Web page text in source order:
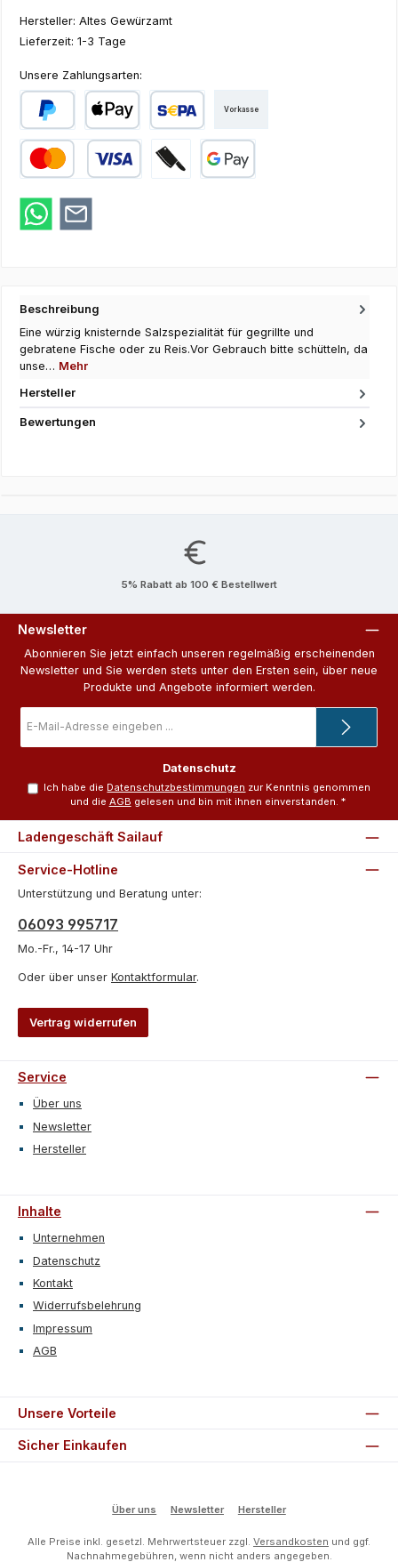
Hersteller: Altes Gewürzamt
Lieferzeit: 1-3 Tage
Unsere Zahlungsarten:
PayPal Apple Pay SEPA Lastschrift
Vorkasse
Beschreibung
Eine würzig knisternde Salzspezialität für gegrillte und
gebratene Fische oder zu Reis.Vor Gebrauch bitte schütteln, da
unse… Mehr
Hersteller
Bewertungen
5% Rabatt ab 100 € Bestellwert
Newsletter
Abonnieren Sie jetzt einfach unseren regelmäßig erscheinenden
Newsletter und Sie werden stets unter den Ersten sein, über neue
Produkte und Angebote informiert werden.
Mail-
Datenschutz
Ich habe die Datenschutzbestimmungen zur Kenntnis genommen
und die AGB gelesen und bin mit ihnen einverstanden. *
Service-Hotline
Unterstützung und Beratung unter:
06093 995717
Mo.-Fr., 14-17 Uhr
Oder über unser Kontaktformular.
Vertrag widerrufen
Ladengeschäft Sailauf
Service
Über uns
Newsletter
Hersteller
Inhalte
Unternehmen
Datenschutz
Kontakt
Widerrufsbelehrung
Impressum
AGB
Unsere Vorteile
Sicher Einkaufen
Über uns Newsletter Hersteller
Alle Preise inkl. gesetzl. Mehrwertsteuer zzgl. Versandkosten und ggf.
Nachnahmegebühren, wenn nicht anders angegeben.